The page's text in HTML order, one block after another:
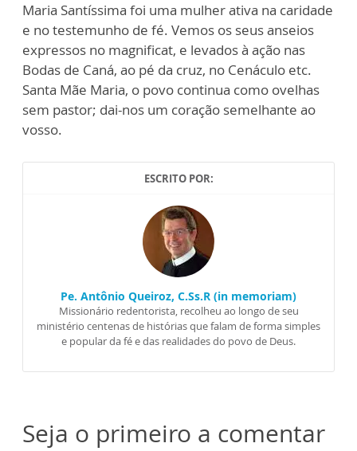
Maria Santíssima foi uma mulher ativa na caridade
e no testemunho de fé. Vemos os seus anseios
expressos no magnificat, e levados à ação nas
Bodas de Caná, ao pé da cruz, no Cenáculo etc.
Santa Mãe Maria, o povo continua como ovelhas
sem pastor; dai-nos um coração semelhante ao
vosso.
ESCRITO POR:
Pe. Antônio Queiroz, C.Ss.R (in memoriam)
Missionário redentorista, recolheu ao longo de seu
ministério centenas de histórias que falam de forma simples
e popular da fé e das realidades do povo de Deus.
Seja o primeiro a comentar